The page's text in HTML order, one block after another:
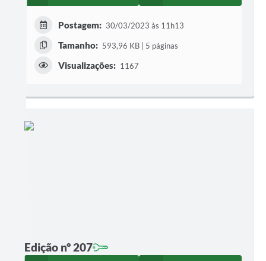
Postagem: 30/03/2023 às 11h13
Tamanho: 593,96 KB | 5 páginas
Visualizações: 1167
Edição nº 207